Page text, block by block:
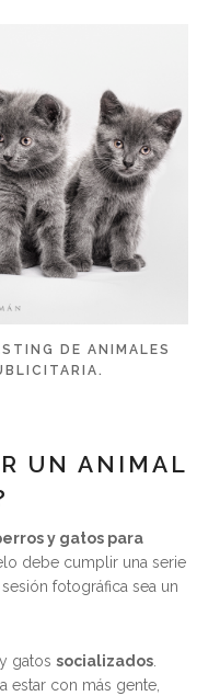
DE ANIMALES
UN ANIMAL
y gatos para
debe cumplir una serie
fotográfica sea un
gatos socializados.
estar con más gente,